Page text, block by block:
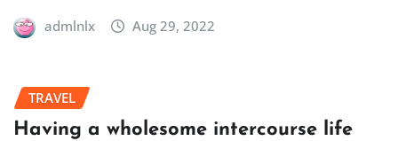
admlnlx Aug 29, 2022
TRAVEL
Having a wholesome intercourse life